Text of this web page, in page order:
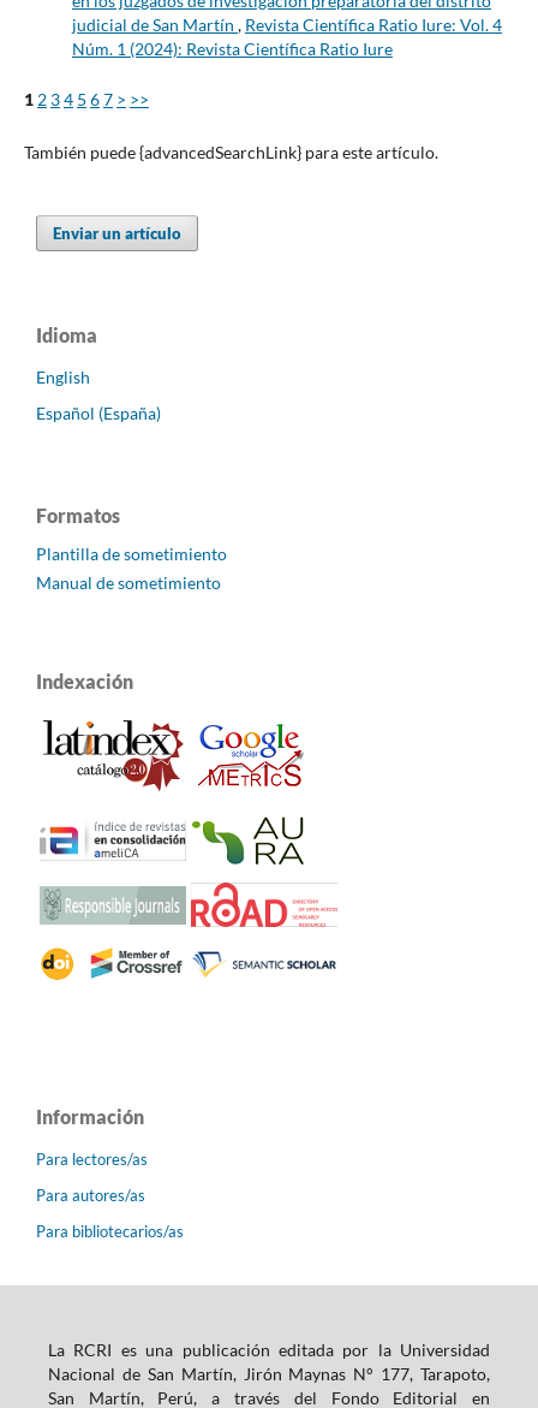
judicial de San Martín , Revista Científica Ratio Iure: Vol. 4
Núm. 1 (2024): Revista Científica Ratio Iure
1 2 34 5 67 > >>
También puede {advancedSearchLink} para este artículo.
Enviar un artículo
Idioma
English
Español (España)
Formatos
Plantilla de sometimiento
Manual de sometimiento
Indexación
Información
Para lectores/as
Para autores/as
Para bibliotecarios/as
La RCRI es una publicación editada por la Universidad
Nacional de San Martín, Jirón Maynas N° 177, Tarapoto,
San Martín, Perú, a través del Fondo Editorial en